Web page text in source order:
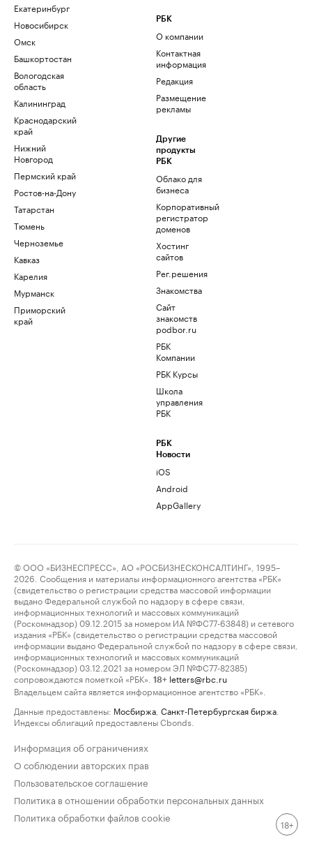
Екатеринбург
Новосибирск
Омск
Башкортостан
Вологодская
область
Калининград
Краснодарский
край
Нижний
Новгород
Пермский край
Ростов-на-Дону
Татарстан
Тюмень
Черноземье
Кавказ
Карелия
Мурманск
Приморский
край
РБК
О компании
Контактная
информация
Редакция
Размещение
рекламы
Другие
продукты
РБК
Облако для
бизнеса
Корпоративный
регистратор
доменов
Хостинг
сайтов
Рег.решения
Знакомства
Сайт
знакомств
podbor.ru
РБК
Компании
РБК Курсы
Школа
управления
РБК
РБК
Новости
iOS
Android
AppGallery
© ООО «БИЗНЕСПРЕСС», АО «РОСБИЗНЕСКОНСАЛТИНГ», 1995–
2026. Сообщения и материалы информационного агентства «РБК»
(свидетельство о регистрации средства массовой информации
выдано Федеральной службой по надзору в сфере связи,
информационных технологий и массовых коммуникаций
(Роскомнадзор) 09.12.2015 за номером ИА №ФС77-63848) и сетевого
издания «РБК» (свидетельство о регистрации средства массовой
информации выдано Федеральной службой по надзору в сфере связи,
информационных технологий и массовых коммуникаций
(Роскомнадзор) 03.12.2021 за номером ЭЛ №ФС77-82385)
сопровождаются пометкой «РБК».
18+ letters@rbc.ru
Владельцем сайта является информационное агентство «РБК».
Данные предоставлены: Мосбиржа Санкт-Петербургская биржа
Индексы облигаций предоставлены Cbonds.
Информация об ограничениях
О соблюдении авторских прав
Пользовательское соглашение
Политика в отношении обработки персональных данных
Политика обработки файлов cookie
18+